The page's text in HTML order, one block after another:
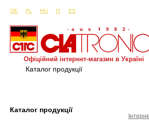
DE
PL HU IT ES
Офіційний інтернет-магазин в Україні
Каталог продукції
Каталог продукції